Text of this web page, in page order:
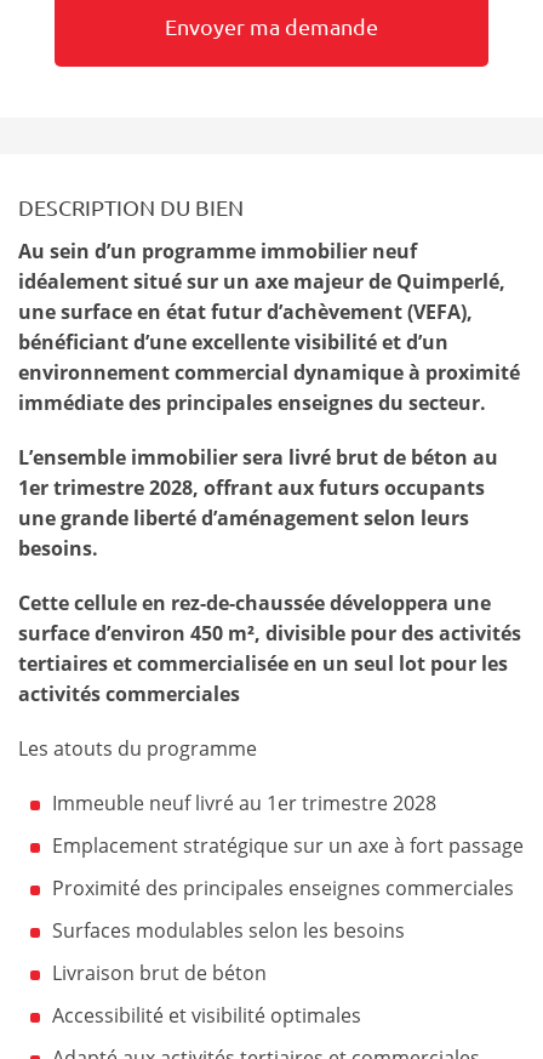
DESCRIPTION DU BIEN
Au sein d’un programme immobilier neuf
idéalement situé sur un axe majeur de Quimperlé,
une surface en état futur d’achèvement (VEFA),
bénéficiant d’une excellente visibilité et d’un
environnement commercial dynamique à proximité
immédiate des principales enseignes du secteur.
L’ensemble immobilier sera livré brut de béton au
1er trimestre 2028, offrant aux futurs occupants
une grande liberté d’aménagement selon leurs
besoins.
Cette cellule en rez-de-chaussée développera une
surface d’environ 450 m², divisible pour des activités
tertiaires et commercialisée en un seul lot pour les
activités commerciales
Les atouts du programme
Immeuble neuf livré au 1er trimestre 2028
Emplacement stratégique sur un axe à fort passage
Proximité des principales enseignes commerciales
Surfaces modulables selon les besoins
Livraison brut de béton
Accessibilité et visibilité optimales